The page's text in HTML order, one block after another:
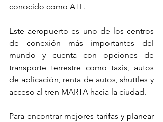
conocido como ATL.
Este aeropuerto es uno de los centros
de conexión más importantes del
mundo y cuenta con opciones de
transporte terrestre como taxis, autos
de aplicación, renta de autos, shuttles y
acceso al tren MARTA hacia la ciudad.
Para encontrar mejores tarifas y planear